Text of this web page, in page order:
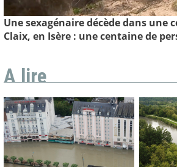
Une sexagénaire décède dans une
Claix, en Isère : une centaine de
A lire